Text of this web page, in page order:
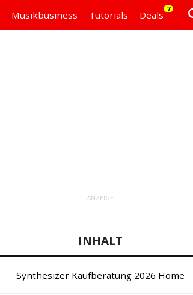
Musikbusiness Tutorials Deals
7
ANZEIGE
INHALT
Synthesizer Kaufberatung 2026 Home